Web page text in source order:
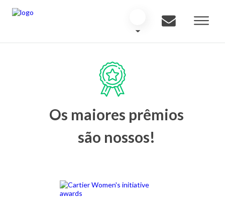
Os maiores prêmios
são nossos!